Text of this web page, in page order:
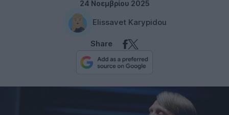
24 Νοεμβρίου 2025
Elissavet Karypidou
Share